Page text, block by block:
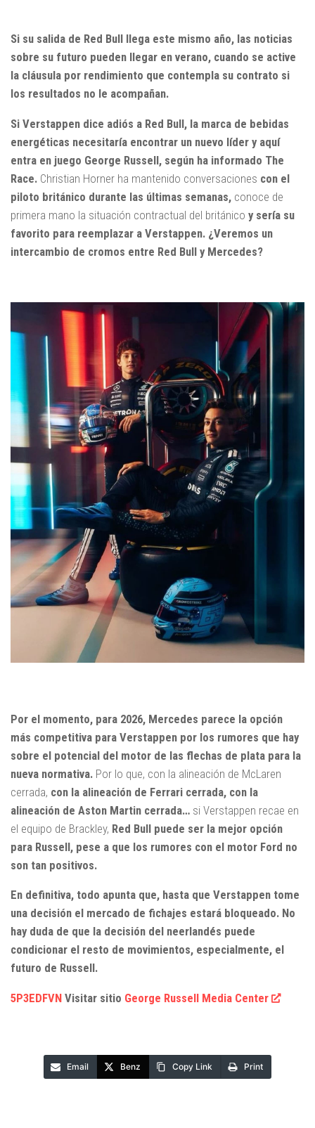
Si su salida de Red Bull llega este mismo año, las noticias
sobre su futuro pueden llegar en verano, cuando se active
la cláusula por rendimiento que contempla su contrato si
los resultados no le acompañan.
Si Verstappen dice adiós a Red Bull, la marca de bebidas
energéticas necesitaría encontrar un nuevo líder y aquí
entra en juego George Russell, según ha informado The
Race. Christian Horner ha mantenido conversaciones con el
piloto británico durante las últimas semanas, conoce de
primera mano la situación contractual del británico y sería su
favorito para reemplazar a Verstappen. ¿Veremos un
intercambio de cromos entre Red Bull y Mercedes?
Por el momento, para 2026, Mercedes parece la opción
más competitiva para Verstappen por los rumores que hay
sobre el potencial del motor de las flechas de plata para la
nueva normativa. Por lo que, con la alineación de McLaren
cerrada, con la alineación de Ferrari cerrada, con la
alineación de Aston Martin cerrada… si Verstappen recae en
el equipo de Brackley, Red Bull puede ser la mejor opción
para Russell, pese a que los rumores con el motor Ford no
son tan positivos.
En definitiva, todo apunta que, hasta que Verstappen tome
una decisión el mercado de fichajes estará bloqueado. No
hay duda de que la decisión del neerlandés puede
condicionar el resto de movimientos, especialmente, el
futuro de Russell.
5P3EDFVN Visitar sitio George Russell Media Center
Email Benz Copy Link Print